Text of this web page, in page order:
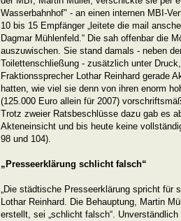
Wasserbahnhof" - an einen internen MBI-
10 bis 15 Empfänger „leitete die mail
Dagmar Mühlenfeld.“ Die sah offenbar die
auszuwischen. Sie stand damals - neben
Toilettenschließung - zusätzlich unter
Fraktionssprecher Lothar Reinhard gerade
hatten, wie viel sie denn von ihren enorm
(125.000 Euro allein für 2007)
Trotz zweier Ratsbeschlüsse dazu gab es
Akteneinsicht und bis heute keine
98 und 104).
„Presseerklärung schlicht falsch“
„Die städtische Presseerklärung spricht für
Lothar Reinhard. Die Behauptung, Martin
erstellt, sei „schlicht falsch“.